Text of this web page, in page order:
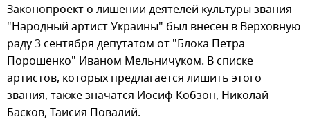
Законопроект о лишении деятелей культуры звания
"Народный артист Украины" был внесен в Верховную
раду 3 сентября депутатом от "Блока Петра
Порошенко" Иваном Мельничуком. В списке
артистов, которых предлагается лишить этого
звания, также значатся Иосиф Кобзон, Николай
Басков, Таисия Повалий.